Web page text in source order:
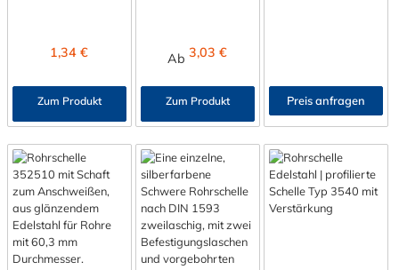
Regulärer Preis:
1,34 €
Zum Produkt
Regulärer Preis:
Ab3,03 €
Zum Produkt Preis anfragen